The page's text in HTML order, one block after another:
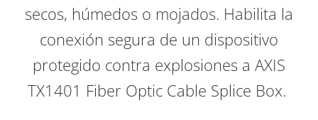
secos, húmedos o mojados. Habilita la
conexión segura de un dispositivo
protegido contra explosiones a AXIS
TX1401 Fiber Optic Cable Splice Box.